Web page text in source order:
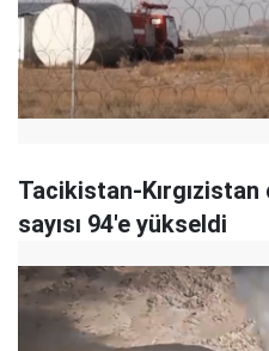
Tacikistan-Kırgızistan
sayısı 94'e yükseldi